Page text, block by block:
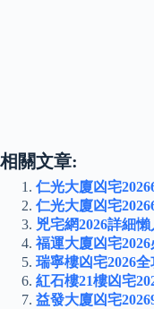
相關文章:
仁光大廈凶宅
仁光大廈凶宅
兇宅網2026詳細
福運大廈凶宅
瑞寧樓凶宅2026全
紅石樓21樓凶宅
益發大廈凶宅